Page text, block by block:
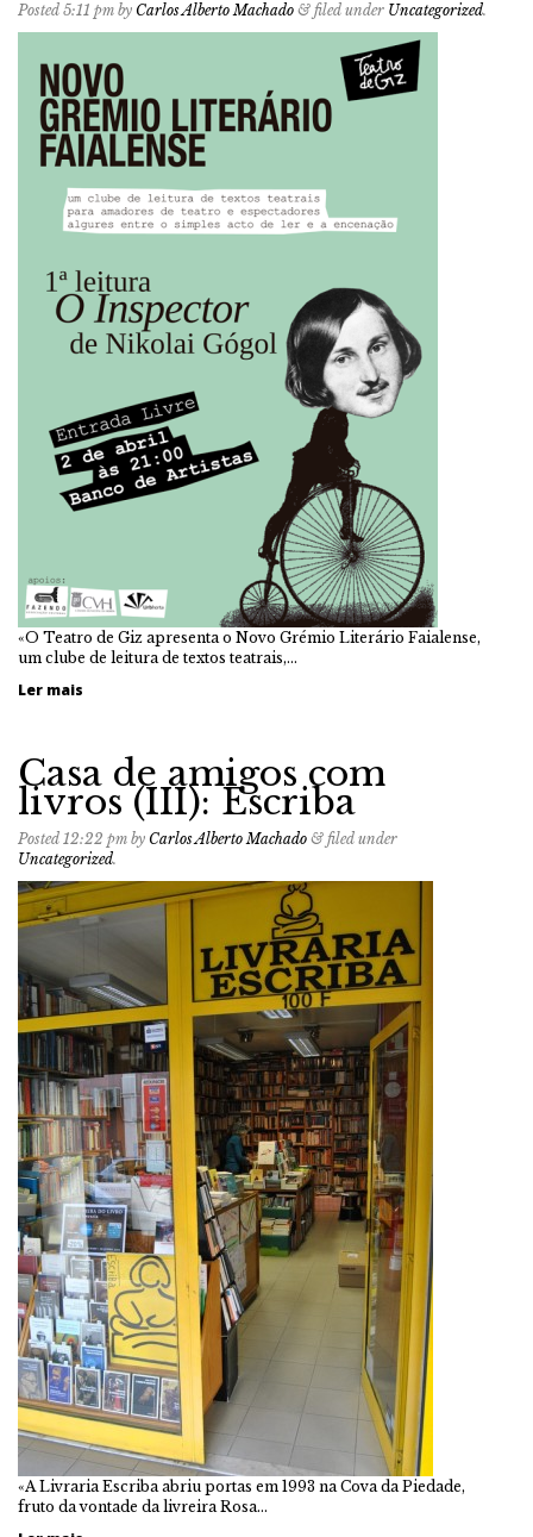
Posted 5:11 pm by Carlos Alberto Machado & filed under Uncategorized.
«O Teatro de Giz apresenta o Novo Grémio Literário Faialense,
um clube de leitura de textos teatrais,…
Ler mais
Casa de amigos com
livros (III): Escriba
Posted 12:22 pm by Carlos Alberto Machado & filed under
Uncategorized.
«A Livraria Escriba abriu portas em 1993 na Cova da Piedade,
fruto da vontade da livreira Rosa…